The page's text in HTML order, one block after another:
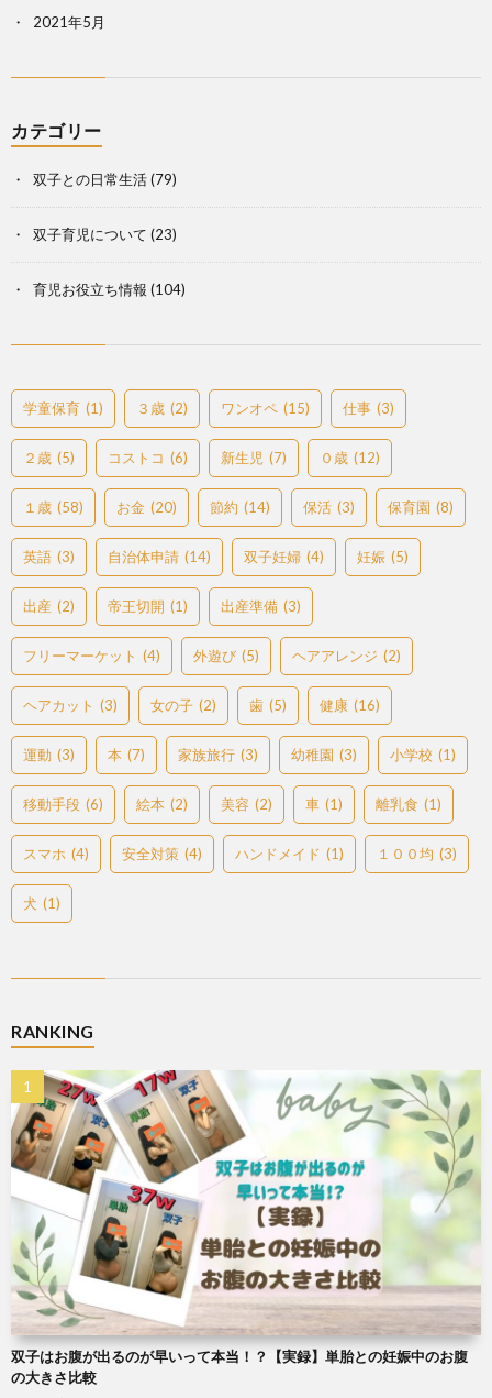
2021年5月
カテゴリー
双子との日常生活(79)
双子育児について (23)
育児お役立ち情報 (104)
学童保育 (1) ３歳 (2) ワンオペ (15) 仕事 (3)
２歳 (5) コストコ (6) 新生児 (7) ０歳 (12)
１歳 (58) お金 (20) 節約 (14) 保活 (3) 保育園 (8)
英語 (3) 自治体申請 (14) 双子妊婦 (4) 妊娠 (5)
出産 (2) 帝王切開 (1) 出産準備 (3)
フリーマーケット (4) 外遊び (5) ヘアアレンジ (2)
ヘアカット (3) 女の子 (2) 歯 (5) 健康 (16)
運動 (3) 本 (7) 家族旅行 (3) 幼稚園 (3) 小学校 (1)
移動手段 (6) 絵本 (2) 美容 (2) 車 (1) 離乳食 (1)
スマホ (4) 安全対策 (4) ハンドメイド (1) １００均 (3)
犬 (1)
RANKING
双子はお腹が出るのが早いって本当！？【実録】単胎との妊娠中のお腹
の大きさ比較